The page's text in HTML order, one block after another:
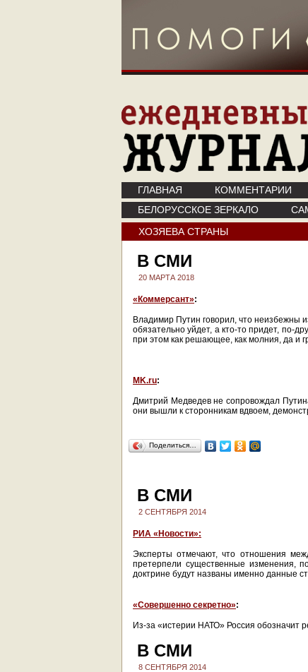
ГЛАВНАЯ КОММЕНТАРИИ
БЕЛОРУССКОЕ ЗЕРКАЛО
ХОЗЯЕВА СТРАНЫ
В СМИ
20 МАРТА 2018
«Коммерсант»:
Владимир Путин говорил, что неизбежны
обязательно уйдет, а кто-то придет, по-
при этом как решающее, как молния, да и
MK.ru:
Дмитрий Медведев не сопровождал
они вышли к сторонникам вдвоем,
Поделиться…
В СМИ
2 СЕНТЯБРЯ 2014
РИА «Новости»:
Эксперты отмечают, что отношения
претерпели существенные изменения,
доктрине будут названы именно данные
«Совершенно секретно»:
Из-за «истерии НАТО» Россия обозначит
В СМИ
8 СЕНТЯБРЯ 2014